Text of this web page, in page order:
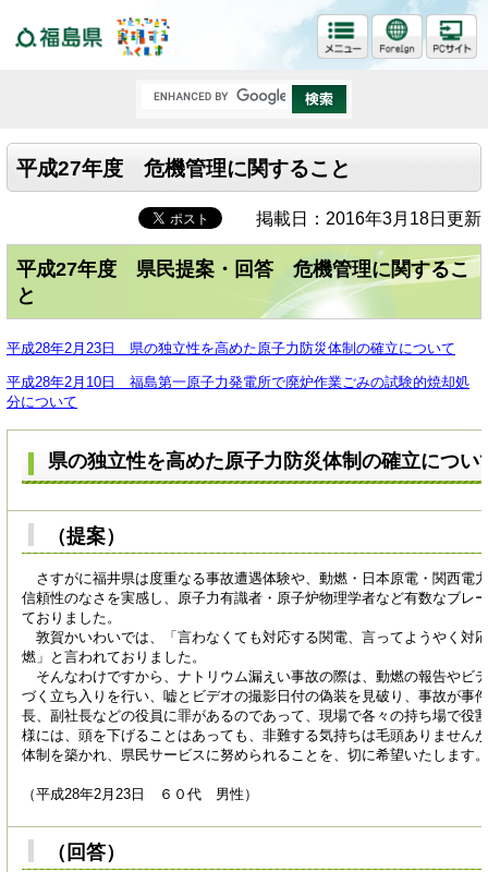
平成27年度 危機管理に関すること
掲載日：2016年3月18日更新
平成27年度 県民提案・回答 危機管理に関するこ
と
平成28年2月23日 県の独立性を高めた原子力防災体制の確立について
平成28年2月10日 福島第一原子力発電所で廃炉作業ごみの試験的焼却処
分について
県の独立性を高めた原子力防災体制の確立につい
（提案）
さすがに福井県は度重なる事故遭遇体験や、動燃・日本原電・関西電
信頼性のなさを実感し、原子力有識者・原子炉物理学者など有数なブレ
ておりました。
敦賀かいわいでは、「言わなくても対応する関電、言ってようやく対
燃」と言われておりました。
そんなわけですから、ナトリウム漏えい事故の際は、動燃の報告やビ
づく立ち入りを行い、嘘とビデオの撮影日付の偽装を見破り、事故が事
長、副社長などの役員に罪があるのであって、現場で各々の持ち場で役
様には、頭を下げることはあっても、非難する気持ちは毛頭ありません
体制を築かれ、県民サービスに努められることを、切に希望いたします。
（平成28年2月23日 ６０代 男性）
（回答）